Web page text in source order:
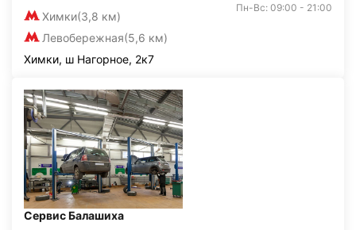
Химки(3,8 км)
Левобережная(5,6 км)
Пн-Вс: 09:00 - 21:00
Химки, ш Нагорное, 2к7
Сервис Балашиха